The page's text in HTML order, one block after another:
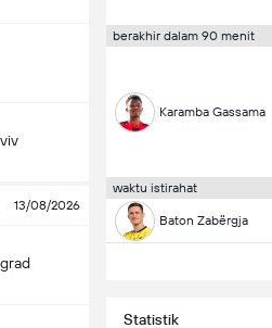
13/08/2026
berakhir dalam 90 menit
Karamba Gassama
waktu istirahat
Baton Zabërgja
Statistik